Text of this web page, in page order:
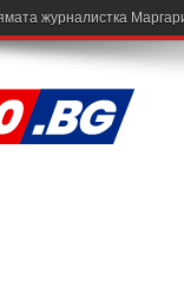
журналистка